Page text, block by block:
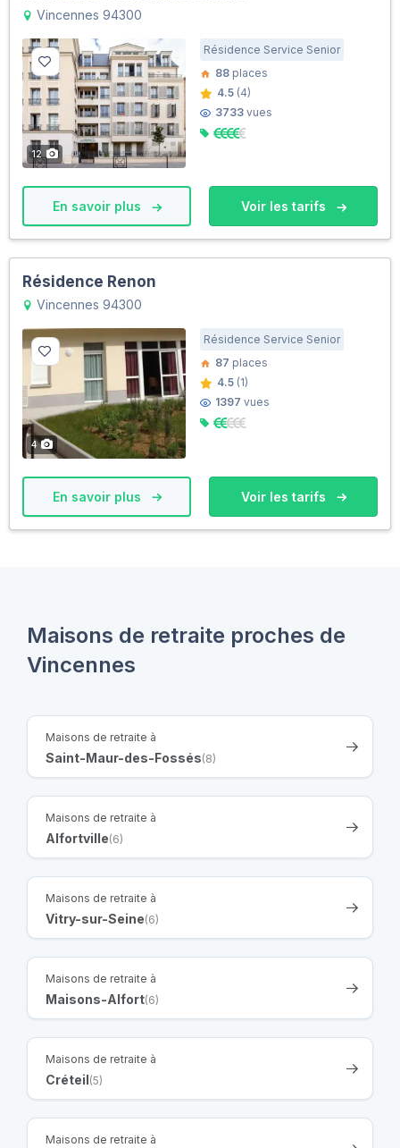
Vincennes 94300
12
Résidence Service Senior
88 places
4.5 (4)
3733 vues
En savoir plus Voir les tarifs
Résidence Renon
Vincennes 94300
4
Résidence Service Senior
87 places
4.5 (1)
1397 vues
En savoir plus Voir les tarifs
Maisons de retraite proches de
Vincennes
Maisons de retraite à
Saint-Maur-des-Fossés(8)
Maisons de retraite à
Alfortville(6)
Maisons de retraite à
Vitry-sur-Seine(6)
Maisons de retraite à
Maisons-Alfort(6)
Maisons de retraite à
Créteil(5)
Maisons de retraite à